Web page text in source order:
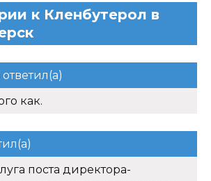
к Кленбутерол в
ответил(а)
как.
поста директора-